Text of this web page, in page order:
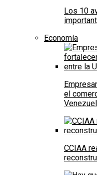
Los 10
Economía
el
CCIAA